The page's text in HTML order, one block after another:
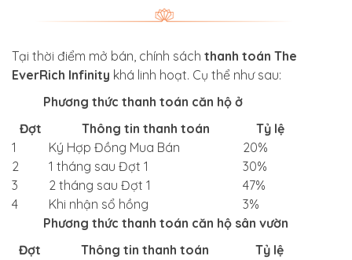
Tại thời điểm mở bán, chính sách thanh toán The
EverRich Infinity khá linh hoạt. Cụ thể như sau:
Phương thức thanh toán căn hộ ở
Đợt
Thông tin thanh toán
Tỷ lệ
1
Ký Hợp Đồng Mua Bán
20%
2
1 tháng sau Đợt 1
30%
3
2 tháng sau Đợt 1
47%
4
Khi nhận sổ hồng
3%
Phương thức thanh toán căn hộ sân vườn
Đợt
Thông tin thanh toán
Tỷ lệ